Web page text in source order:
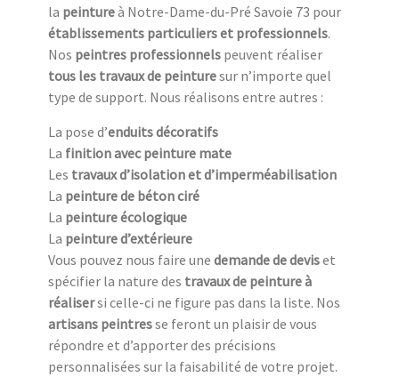
la peintureà Notre-Dame-du-Pré Savoie 73 pour
établissements particuliers et professionnels.
Nos peintres professionnels peuvent réaliser
tous les travaux de peinturesur n’importe quel
type de support. Nous réalisons entre autres :
La pose d’enduits décoratifs
La finition avec peinture mate
Les travaux d’isolation et d’imperméabilisation
La peinture de béton ciré
La peinture écologique
La peinture d’extérieure
Vous pouvez nous faire une demande de deviset
spécifier la nature des travaux de peinture à
réalisersi celle-ci ne figure pas dans la liste. Nos
artisans peintresse feront un plaisir de vous
répondre et d’apporter des précisions
personnalisées sur la faisabilité de votre projet.